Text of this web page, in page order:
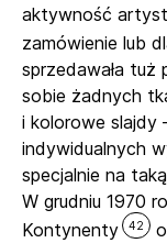
aktywność
zamówienie lub
sprzedawała tuż
sobie żadnych
i kolorowe slajdy
indywidualnych
specjalnie na
W grudniu 1970
Kontynenty
42